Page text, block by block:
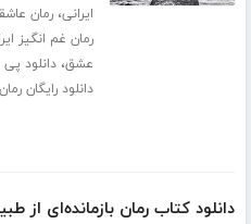
ایرانی،رمان
رمان غم انگیز
عشق،دانلود
دانلود رایگان
دانلود کتاب رمان بازمانده‌ای از